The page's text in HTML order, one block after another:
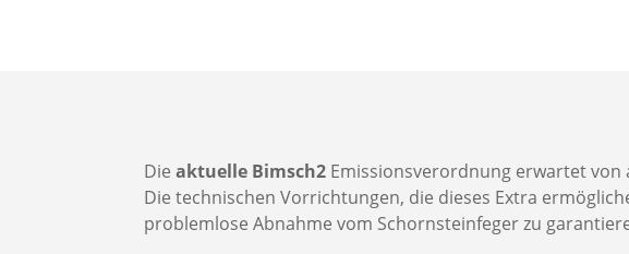
Die aktuelle Bimsch2 Emissionsverordnung erwartet von
Die technischen Vorrichtungen, die dieses Extra
problemlose Abnahme vom Schornsteinfeger zu